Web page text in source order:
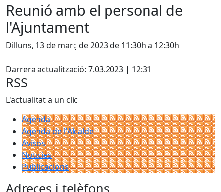
Reunió amb el personal de
l'Ajuntament
Dilluns, 13 de març de 2023 de 11:30h a 12:30h
Darrera actualització: 7.03.2023 | 12:31
RSS
L'actualitat a un clic
Agenda
Agenda de l'Alcalde
Avisos
Notícies
Publicacions
Adreces i telèfons